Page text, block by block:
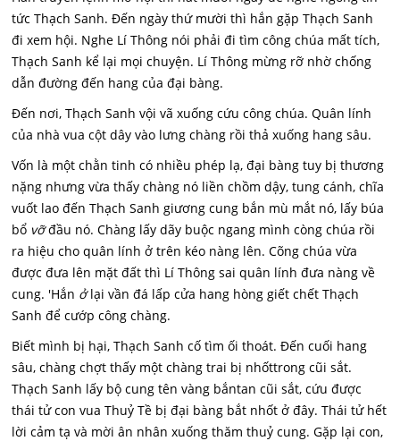
tức Thạch Sanh. Đến ngày thứ mười thì hắn gặp Thạch Sanh
đi xem hội. Nghe Lí Thông nói phải đi tìm công chúa mất tích,
Thạch Sanh kể lại mọi chuyện. Lí Thông mừng rỡ nhờ chống
dẫn đường đến hang của đại bàng.
Đến nơi, Thạch Sanh vội vã xuống cứu công chúa. Quân lính
của nhà vua cột dây vào lưng chàng rồi thả xuống hang sâu.
Vốn là một chằn tinh có nhiều phép lạ, đại bàng tuy bị thương
nặng nhưng vừa thấy chàng nó liền chồm dậy, tung cánh, chĩa
vuốt lao đến Thạch Sanh giương cung bắn mù mắt nó, lấy búa
bổ vỡđầu nó. Chàng lấy dãy buộc ngang mình còng chúa rồi
ra hiệu cho quân lính ở trên kéo nàng lên. Cõng chúa vừa
được đưa lên mặt đất thì Lí Thông sai quân lính đưa nàng về
cung. 'Hắn ởlại vần đá lấp cửa hang hòng giết chết Thạch
Sanh để cướp công chàng.
Biết mình bị hại, Thạch Sanh cố tìm ối thoát. Đến cuối hang
sâu, chàng chợt thấy một chàng trai bị nhốttrong cũi sắt.
Thạch Sanh lấy bộ cung tên vàng bắntan cũi sắt, cứu được
thái tử con vua Thuỷ Tề bị đại bàng bắt nhốt ở đây. Thái tử hết
lời cảm tạ và mời ân nhân xuống thăm thuỷ cung. Gặp lại con,